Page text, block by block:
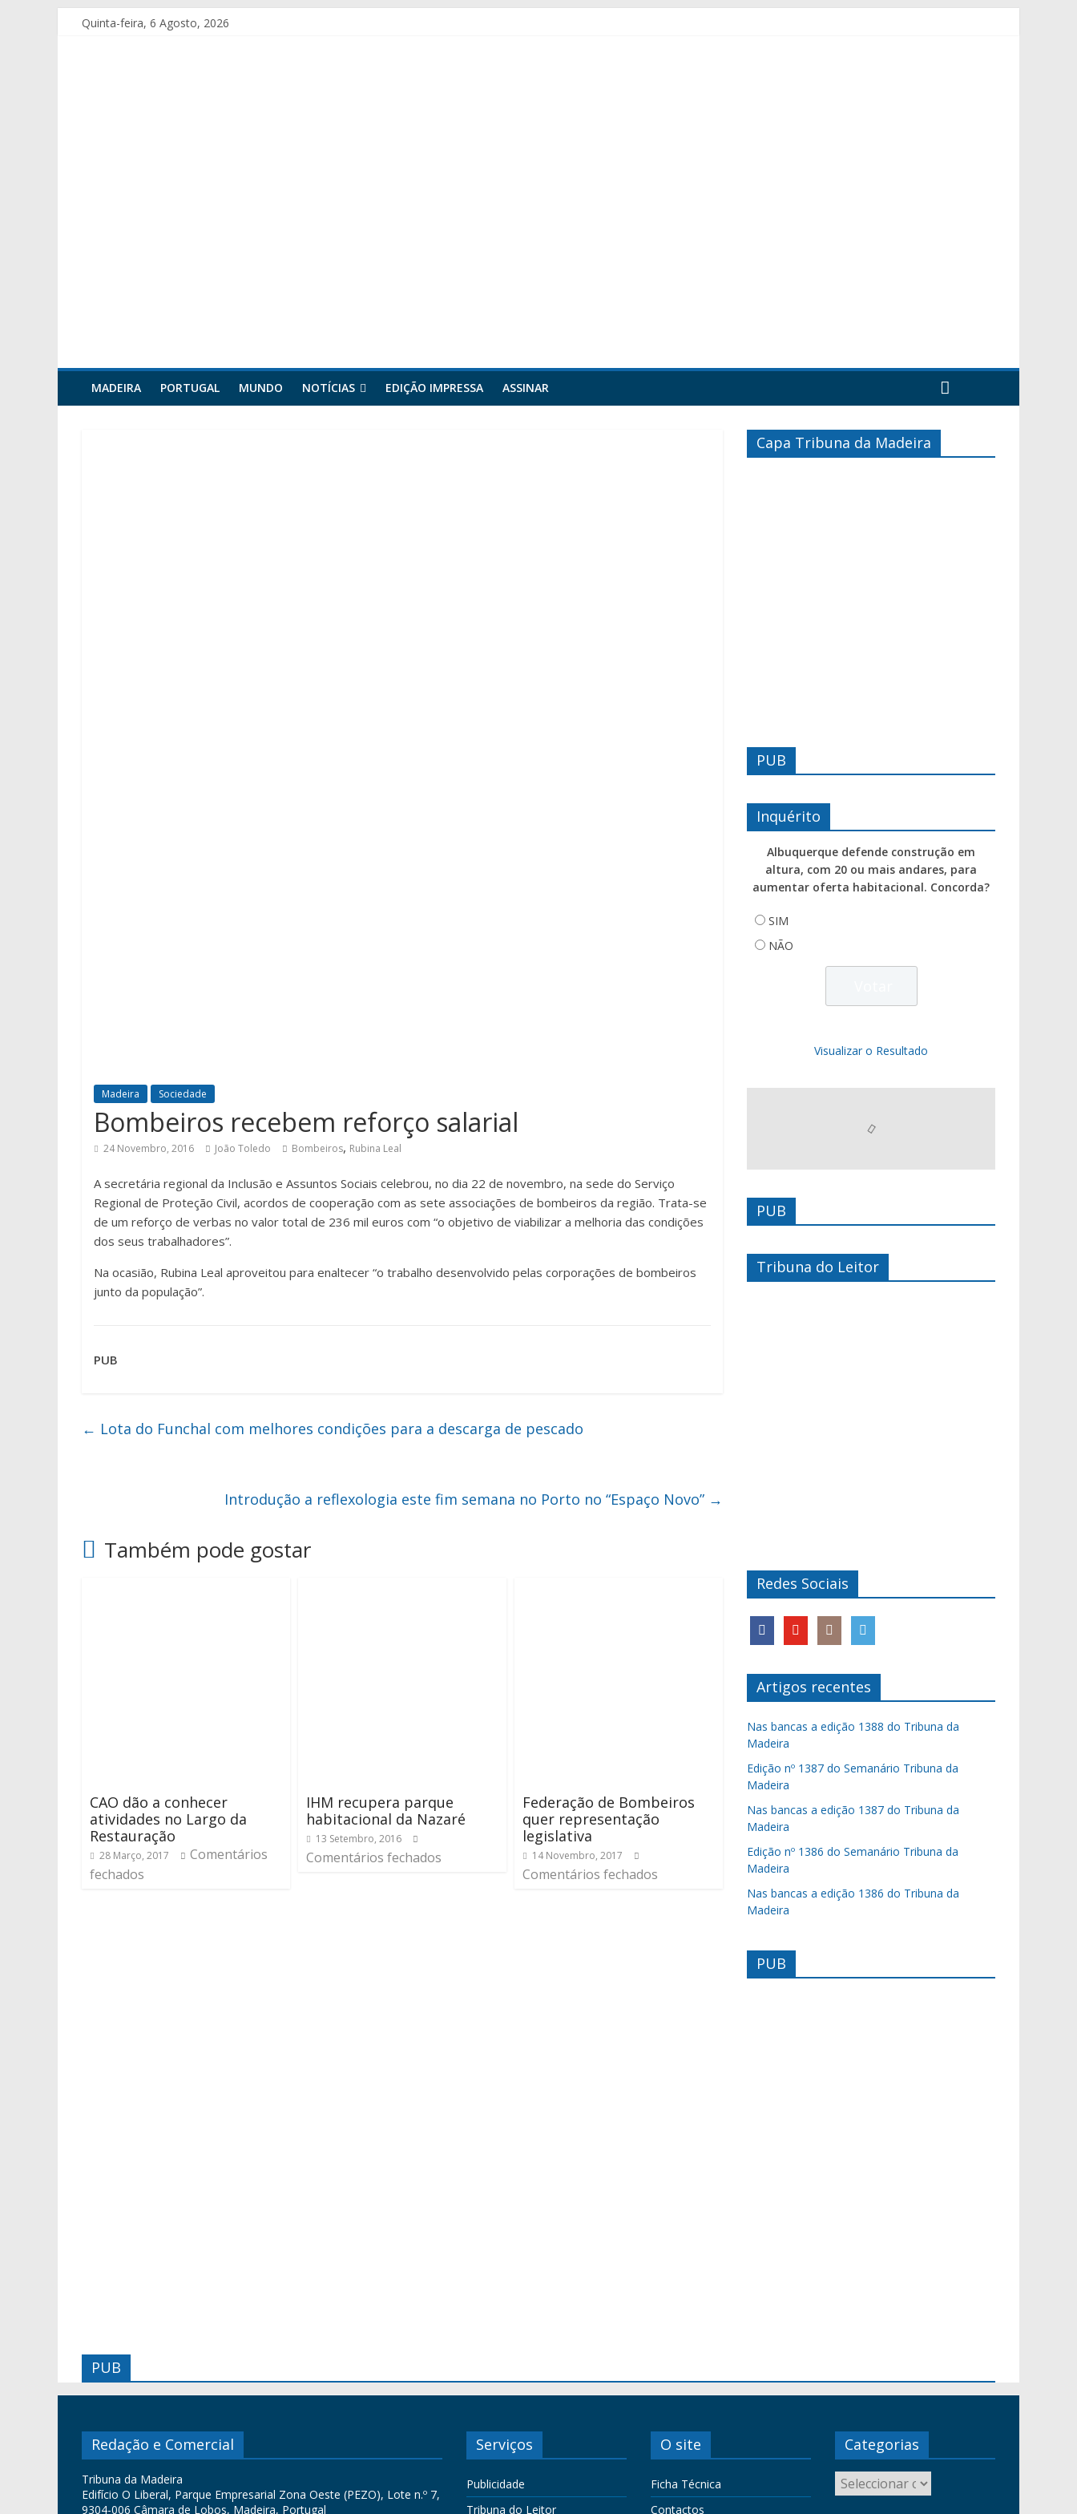
Quinta-feira, 6 Agosto, 2026
MADEIRA PORTUGAL MUNDO NOTÍCIAS EDIÇÃO IMPRESSA ASSINAR
Madeira Sociedade
Bombeiros recebem reforço salarial
24 Novembro, 2016 João Toledo Bombeiros, Rubina Leal
A secretária regional da Inclusão e Assuntos Sociais celebrou, no dia 22 de novembro, na sede do Serviço
Regional de Proteção Civil, acordos de cooperação com as sete associações de bombeiros da região. Trata-se
de um reforço de verbas no valor total de 236 mil euros com “o objetivo de viabilizar a melhoria das condições
dos seus trabalhadores”.
Na ocasião, Rubina Leal aproveitou para enaltecer “o trabalho desenvolvido pelas corporações de bombeiros
junto da população”.
PUB
← Lota do Funchal com melhores condições para a descarga de pescado
Introdução a reflexologia este fim semana no Porto no “Espaço Novo” →
Também pode gostar
CAO dão a conhecer
atividades no Largo da
Restauração
28 Março, 2017
Comentários
fechados
IHM recupera parque
habitacional da Nazaré
13 Setembro, 2016
Comentários fechados
Federação de Bombeiros
quer representação
legislativa
14 Novembro, 2017
Comentários fechados
Capa Tribuna da Madeira
PUB
Inquérito
Albuquerque defende construção em
altura, com 20 ou mais andares, para
aumentar oferta habitacional. Concorda?
SIM
NÃO
Visualizar o Resultado
PUB
Tribuna do Leitor
Redes Sociais
Artigos recentes
Nas bancas a edição 1388 do Tribuna da
Madeira
Edição nº 1387 do Semanário Tribuna da
Madeira
Nas bancas a edição 1387 do Tribuna da
Madeira
Edição nº 1386 do Semanário Tribuna da
Madeira
Nas bancas a edição 1386 do Tribuna da
Madeira
PUB
PUB
Redação e Comercial
Tribuna da Madeira
Edifício O Liberal, Parque Empresarial Zona Oeste (PEZO), Lote n.º 7,
9304-006 Câmara de Lobos, Madeira, Portugal
Serviços
Publicidade
Tribuna do Leitor
O site
Ficha Técnica
Contactos
Categorias